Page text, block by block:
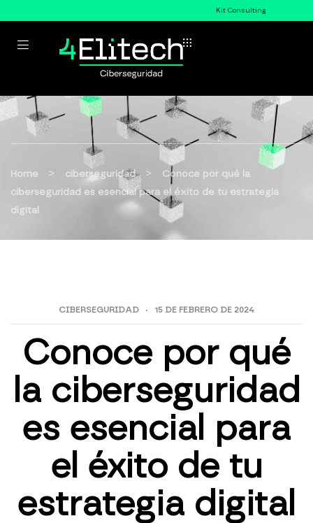
Kit Consulting
Home > ciberseguridad >
Conoce por qué la
ciberseguridad es esencial para el éxito de tu estrategia
digital
CIBERSEGURIDAD 15 DE FEBRERO DE 2024
Conoce por qué
la ciberseguridad
es esencial para
el éxito de tu
estrategia digital